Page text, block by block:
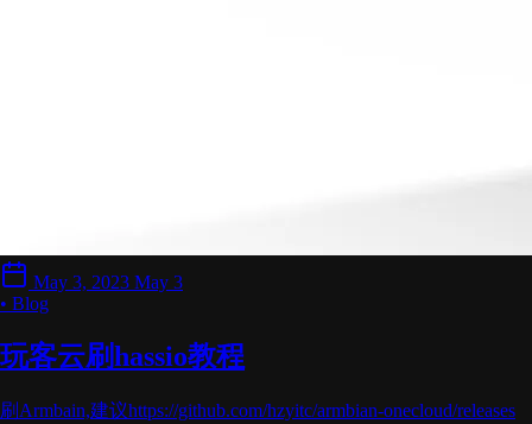
May 3, 2023 May 3
• Blog
玩客云刷hassio教程
刷Armbain,建议https://github.com/hzyitc/armbian-onecloud/releases